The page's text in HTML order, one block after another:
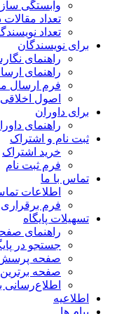
وابستگی
تعداد مقالات
تعداد
برای نویسندگان
راهنمای
راهنمای
فرم ارسال
اصول اخلاقی
برای داوران
راهنمای
ثبت نام و اشتراک
خرید اشتراک
فرم ثبت نام
تماس با ما
اطلاعات
فرم برقراری
تسهیلات پایگاه
راهنمای
جستجو در
صفحه
صفحه
اطلاع‌رسانی
اطلاعیه
پیام ها